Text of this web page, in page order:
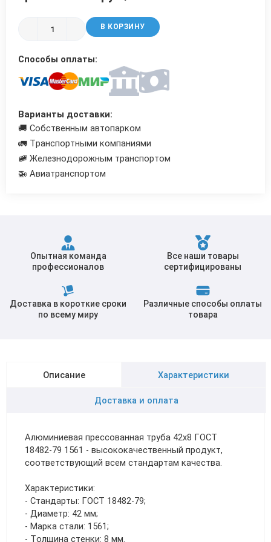
В КОРЗИНУ
Способы оплаты:
Варианты доставки:
🚚 Собственным автопарком
🚛 Транспортными компаниями
🚞 Железнодорожным транспортом
🚁 Авиатранспортом
Опытная команда
профессионалов
Все наши товары
сертифицированы
Доставка в короткие сроки
по всему миру
Различные способы оплаты
товара
Описание Характеристики
Доставка и оплата
Алюминиевая прессованная труба 42х8 ГОСТ
18482-79 1561 - высококачественный продукт,
соответствующий всем стандартам качества.
Характеристики:
- Стандарты: ГОСТ 18482-79;
- Диаметр: 42 мм;
- Марка стали: 1561;
- Толщина стенки: 8 мм.
Трубы в ВУС изоляции